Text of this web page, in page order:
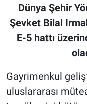
Dünya Şehir
Şevket Bilal
E-5 hattı
Gayrimenkul
uluslararası